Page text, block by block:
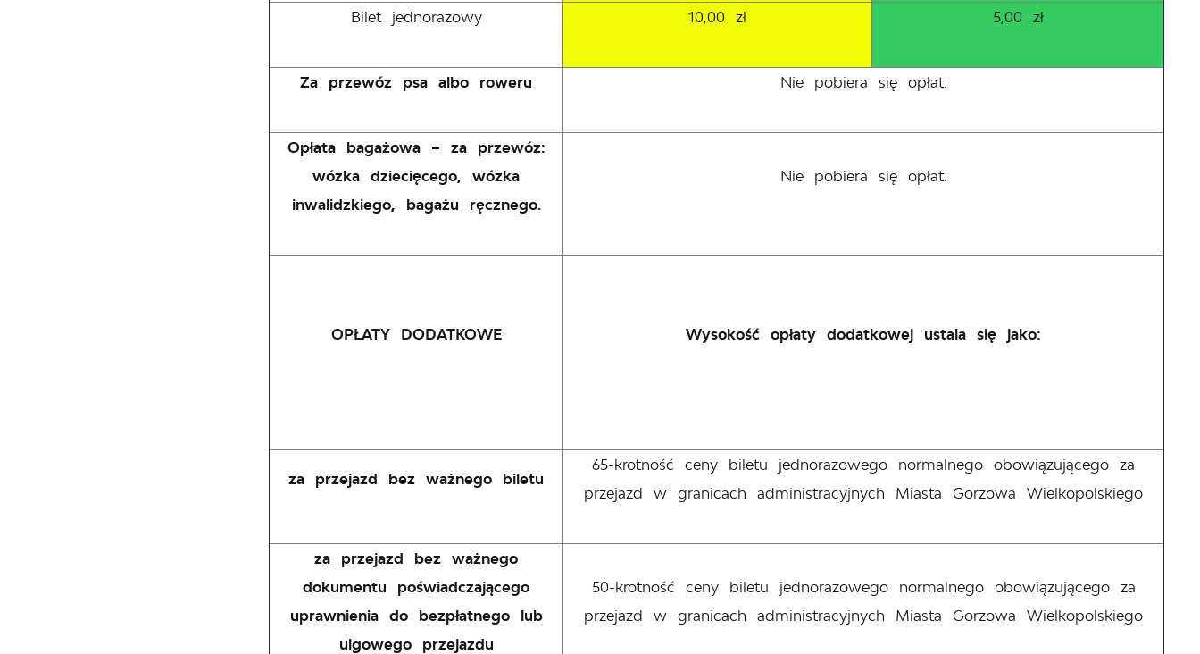
Bilet jednorazowy 10,00 zł 5,00 zł
Za przewóz psa albo roweru Nie pobiera się opłat.
Opłata bagażowa – za przewóz:
wózka dziecięcego, wózka
inwalidzkiego, bagażu ręcznego.
Nie pobiera się opłat.
OPŁATY DODATKOWE Wysokość opłaty dodatkowej ustala się jako:
za przejazd bez ważnego biletu
65-krotność ceny biletu jednorazowego normalnego obowiązującego za
przejazd w granicach administracyjnych Miasta Gorzowa Wielkopolskiego
za przejazd bez ważnego
dokumentu poświadczającego
uprawnienia do bezpłatnego lub
ulgowego przejazdu
50-krotność ceny biletu jednorazowego normalnego obowiązującego za
przejazd w granicach administracyjnych Miasta Gorzowa Wielkopolskiego